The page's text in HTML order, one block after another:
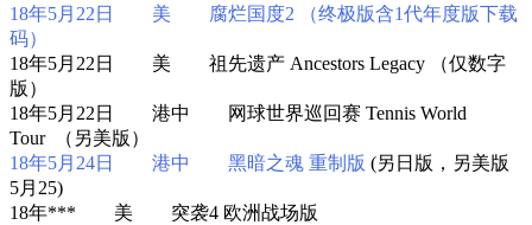
18年5月22日 美 腐烂国度2 （终极版含1代年度版下载
码）
18年5月22日 美 祖先遗产 Ancestors Legacy （仅数字
版）
18年5月22日 港中 网球世界巡回赛 Tennis World
Tour （另美版）
18年5月24日 港中 黑暗之魂 重制版 (另日版，另美版
5月25)
18年*** 美 突袭4 欧洲战场版